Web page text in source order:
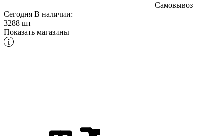
Самовывоз
Сегодня В наличии:
3288 шт
Показать магазины